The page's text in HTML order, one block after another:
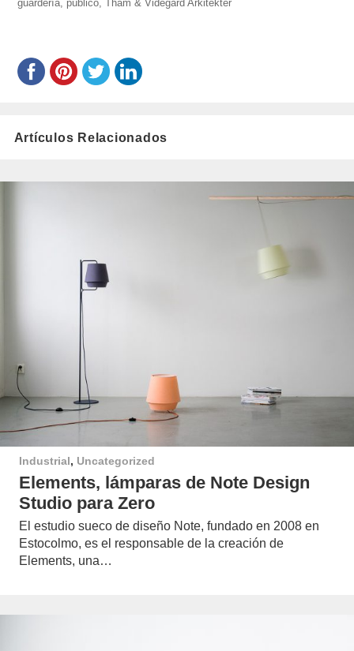
el
guardería, público,Tham & Videgård Arkitekter
Artículos Relacionados
Industrial, Uncategorized
Elements, lámparas de Note Design
Studio para Zero
El estudio sueco de diseño Note, fundado en 2008 en
Estocolmo, es el responsable de la creación de
Elements, una…